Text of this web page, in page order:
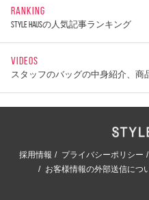
RANKING
STYLE HAUSの人気記事ランキング
VIDEOS
スタッフのバッグの中身紹介、商
採用情報 プライバシーポリシー
お客様情報の外部送信につ